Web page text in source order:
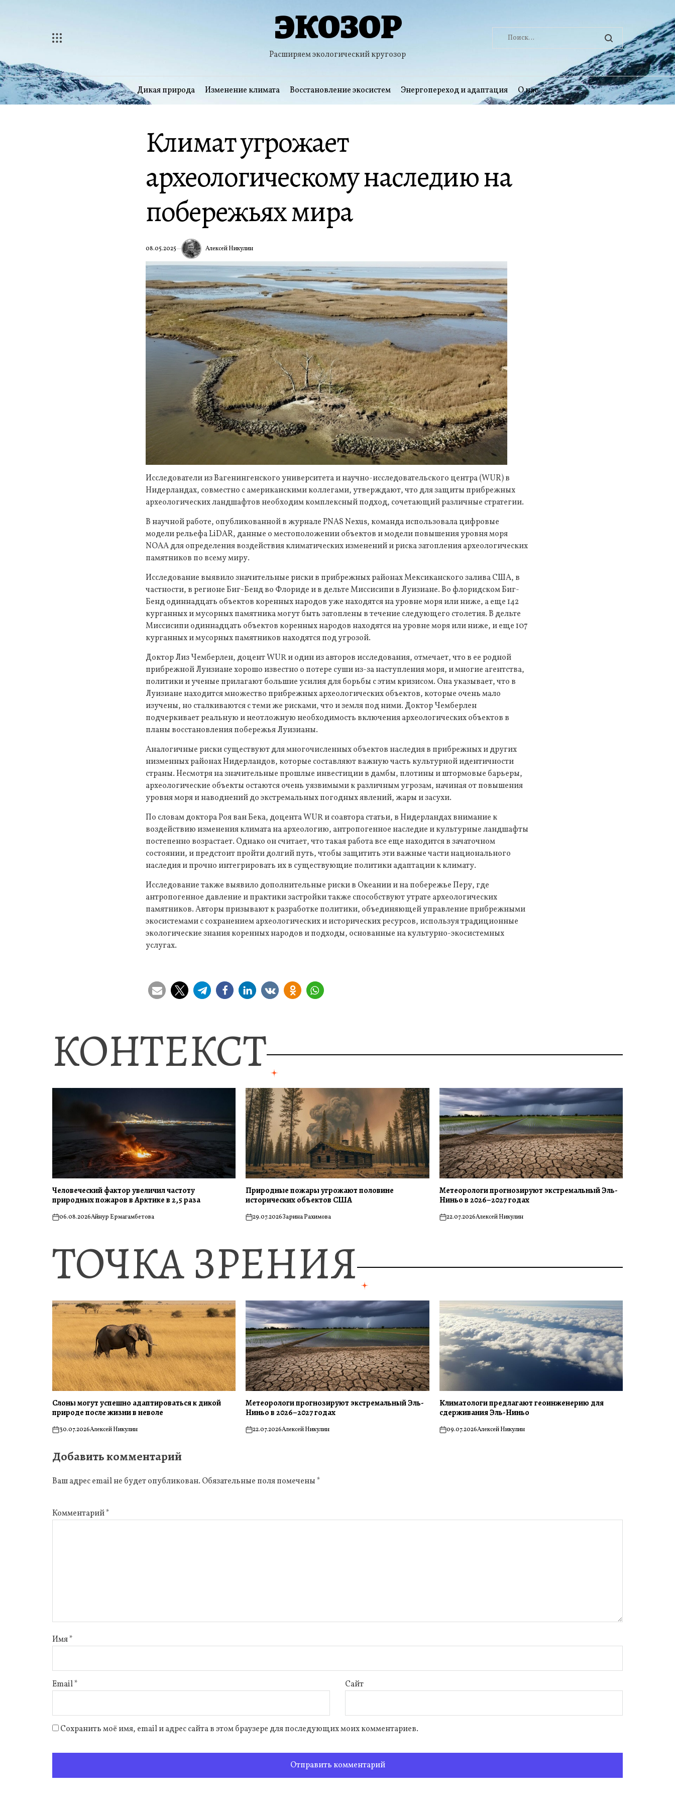
ЭКОЗОР
Расширяем экологический кругозор
Найти:
Дикая природа Изменение климата Восстановление экосистем Энергопереход и адаптация О нас
Климат угрожает
археологическому наследию на
побережьях мира
08.05.2025 Алексей Никулин
Исследователи из Вагенингенского университета и научно-исследовательского центра (WUR) в
Нидерландах, совместно с американскими коллегами, утверждают, что для защиты прибрежных
археологических ландшафтов необходим комплексный подход, сочетающий различные стратегии.
В научной работе, опубликованной в журнале PNAS Nexus, команда использовала цифровые
модели рельефа LiDAR, данные о местоположении объектов и модели повышения уровня моря
NOAA для определения воздействия климатических изменений и риска затопления археологических
памятников по всему миру.
Исследование выявило значительные риски в прибрежных районах Мексиканского залива США, в
частности, в регионе Биг-Бенд во Флориде и в дельте Миссисипи в Луизиане. Во флоридском Биг-
Бенд одиннадцать объектов коренных народов уже находятся на уровне моря или ниже, а еще 142
курганных и мусорных памятника могут быть затоплены в течение следующего столетия. В дельте
Миссисипи одиннадцать объектов коренных народов находятся на уровне моря или ниже, и еще 107
курганных и мусорных памятников находятся под угрозой.
Доктор Лиз Чемберлен, доцент WUR и один из авторов исследования, отмечает, что в ее родной
прибрежной Луизиане хорошо известно о потере суши из-за наступления моря, и многие агентства,
политики и ученые прилагают большие усилия для борьбы с этим кризисом. Она указывает, что в
Луизиане находится множество прибрежных археологических объектов, которые очень мало
изучены, но сталкиваются с теми же рисками, что и земля под ними. Доктор Чемберлен
подчеркивает реальную и неотложную необходимость включения археологических объектов в
планы восстановления побережья Луизианы.
Аналогичные риски существуют для многочисленных объектов наследия в прибрежных и других
низменных районах Нидерландов, которые составляют важную часть культурной идентичности
страны. Несмотря на значительные прошлые инвестиции в дамбы, плотины и штормовые барьеры,
археологические объекты остаются очень уязвимыми к различным угрозам, начиная от повышения
уровня моря и наводнений до экстремальных погодных явлений, жары и засухи.
По словам доктора Роя ван Бека, доцента WUR и соавтора статьи, в Нидерландах внимание к
воздействию изменения климата на археологию, антропогенное наследие и культурные ландшафты
постепенно возрастает. Однако он считает, что такая работа все еще находится в зачаточном
состоянии, и предстоит пройти долгий путь, чтобы защитить эти важные части национального
наследия и прочно интегрировать их в существующие политики адаптации к климату.
Исследование также выявило дополнительные риски в Океании и на побережье Перу, где
антропогенное давление и практики застройки также способствуют утрате археологических
памятников. Авторы призывают к разработке политики, объединяющей управление прибрежными
экосистемами с сохранением археологических и исторических ресурсов, используя традиционные
экологические знания коренных народов и подходы, основанные на культурно-экосистемных
услугах.
КОНТЕКСТ
Человеческий фактор увеличил частоту
природных пожаров в Арктике в 2,5 раза
on06.08.2026Айнур Ермагамбетова
Природные пожары угрожают половине
исторических объектов США
on29.07.2026Зарина Рахимова
Метеорологи прогнозируют экстремальный Эль-
Ниньо в 2026–2027 годах
on22.07.2026Алексей Никулин
ТОЧКА ЗРЕНИЯ
Слоны могут успешно адаптироваться к дикой
природе после жизни в неволе
on30.07.2026Алексей Никулин
Метеорологи прогнозируют экстремальный Эль-
Ниньо в 2026–2027 годах
on22.07.2026Алексей Никулин
Климатологи предлагают геоинженерию для
сдерживания Эль-Ниньо
on09.07.2026Алексей Никулин
Добавить комментарий
Ваш адрес email не будет опубликован. Обязательные поля помечены*
Комментарий*
Имя*
Email* Сайт
Сохранить моё имя, email и адрес сайта в этом браузере для последующих моих комментариев.